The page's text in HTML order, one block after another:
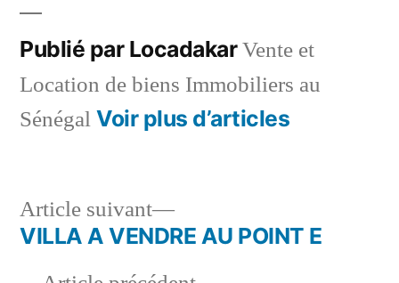
Publié par LocadakarVente et
Location de biens Immobiliers au
Sénégal Voir plus d’articles
Navigation
Article suivant
Article
suivant :
VILLA A VENDRE AU POINT E